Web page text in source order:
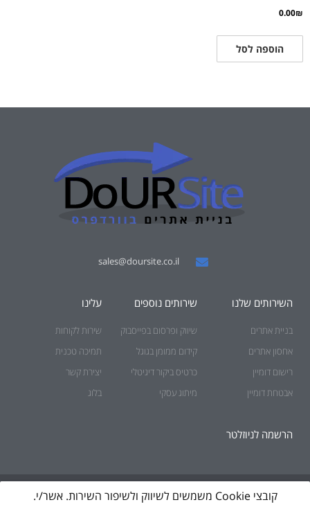
0.00₪
הוספה לסל
sales@doursite.co.il
השירותים שלנו
בניית אתרים
אחסון אתרים
רישום דומיין
אבטחת דומיין
שירותים נוספים
שיווק ופרסום בפייסבוק
קידום ממומן בגוגל
כרטיס ביקור דיגיטלי
מיתוג עסקי
עלינו
שירות לקוחות
תמיכה טכנית
יצירת קשר
בלוג
הרשמה לניוזלטר
קובצי Cookie משמשים לשיווק ולשיפור השירות. אשר/י.